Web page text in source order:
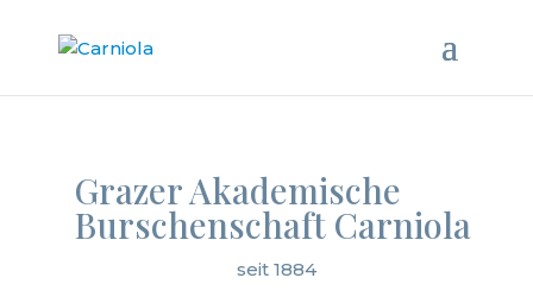
Grazer Akademische
Burschenschaft Carniola
seit 1884